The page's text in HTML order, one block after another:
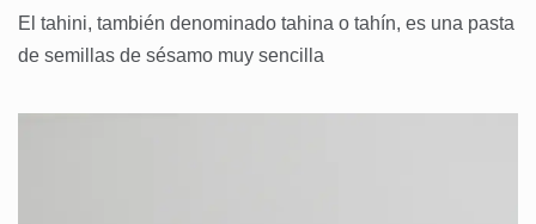
El tahini, también denominado tahina o tahín, es una pasta
de semillas de sésamo muy sencilla